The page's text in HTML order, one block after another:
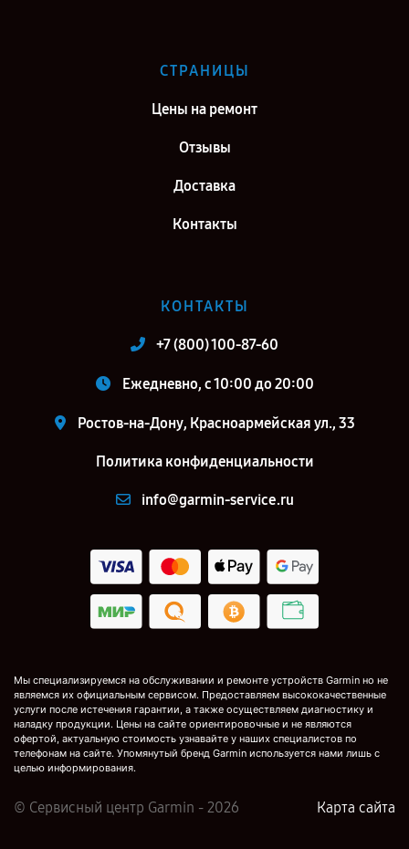
СТРАНИЦЫ
Цены на ремонт
Отзывы
Доставка
Контакты
КОНТАКТЫ
+7 (800) 100-87-60
Ежедневно, с 10:00 до 20:00
Ростов-на-Дону, Красноармейская ул., 33
Политика конфиденциальности
info@garmin-service.ru
Мы специализируемся на обслуживании и ремонте устройств Garmin но не
являемся их официальным сервисом. Предоставляем высококачественные
услуги после истечения гарантии, а также осуществляем диагностику и
наладку продукции. Цены на сайте ориентировочные и не являются
офертой, актуальную стоимость узнавайте у наших специалистов по
телефонам на сайте. Упомянутый бренд Garmin используется нами лишь с
целью информирования.
© Сервисный центр Garmin - 2026 Карта сайта